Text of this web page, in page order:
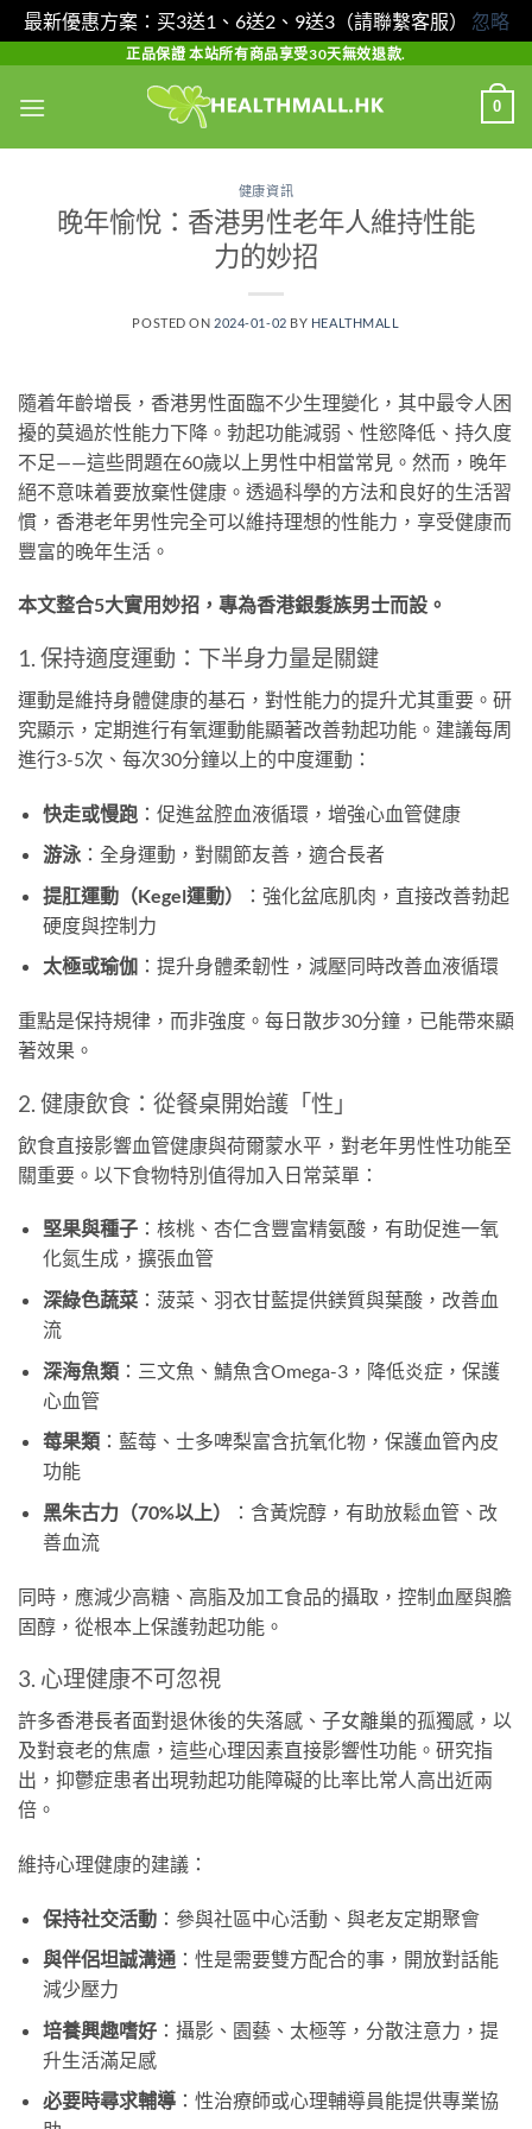
最新優惠方案：买3送1、6送2、9送3（請聯繫客服） 忽略
content
正品保證 本站所有商品享受30天無效退款.
0
健康資訊
晚年愉悅：香港男性老年人維持性能
力的妙招
POSTED ON 2024-01-02 BY HEALTHMALL
隨着年齡增長，香港男性面臨不少生理變化，其中最令人困
擾的莫過於性能力下降。勃起功能減弱、性慾降低、持久度
不足——這些問題在60歲以上男性中相當常見。然而，晚年
絕不意味着要放棄性健康。透過科學的方法和良好的生活習
慣，香港老年男性完全可以維持理想的性能力，享受健康而
豐富的晚年生活。
本文整合5大實用妙招，專為香港銀髮族男士而設。
1. 保持適度運動：下半身力量是關鍵
運動是維持身體健康的基石，對性能力的提升尤其重要。研
究顯示，定期進行有氧運動能顯著改善勃起功能。建議每周
進行3-5次、每次30分鐘以上的中度運動：
快走或慢跑 ：促進盆腔血液循環，增強心血管健康
游泳：全身運動，對關節友善，適合長者
提肛運動（Kegel運動）
：強化盆底肌肉，直接改善勃起
硬度與控制力
太極或瑜伽：提升身體柔韌性，減壓同時改善血液循環
重點是保持規律，而非強度。每日散步30分鐘，已能帶來顯
著效果。
2. 健康飲食：從餐桌開始護「性」
飲食直接影響血管健康與荷爾蒙水平，對老年男性性功能至
關重要。以下食物特別值得加入日常菜單：
堅果與種子：核桃、杏仁含豐富精氨酸，有助促進一氧
化氮生成，擴張血管
深綠色蔬菜：菠菜、羽衣甘藍提供鎂質與葉酸，改善血
流
深海魚類：三文魚、鯖魚含Omega-3，降低炎症，保護
心血管
莓果類：藍莓、士多啤梨富含抗氧化物，保護血管內皮
功能
黑朱古力（70%以上）
：含黃烷醇，有助放鬆血管、改
善血流
同時，應減少高糖、高脂及加工食品的攝取，控制血壓與膽
固醇，從根本上保護勃起功能。
3. 心理健康不可忽視
許多香港長者面對退休後的失落感、子女離巢的孤獨感，以
及對衰老的焦慮，這些心理因素直接影響性功能。研究指
出，抑鬱症患者出現勃起功能障礙的比率比常人高出近兩
倍。
維持心理健康的建議：
保持社交活動：參與社區中心活動、與老友定期聚會
與伴侶坦誠溝通：性是需要雙方配合的事，開放對話能
減少壓力
培養興趣嗜好：攝影、園藝、太極等，分散注意力，提
升生活滿足感
必要時尋求輔導：性治療師或心理輔導員能提供專業協